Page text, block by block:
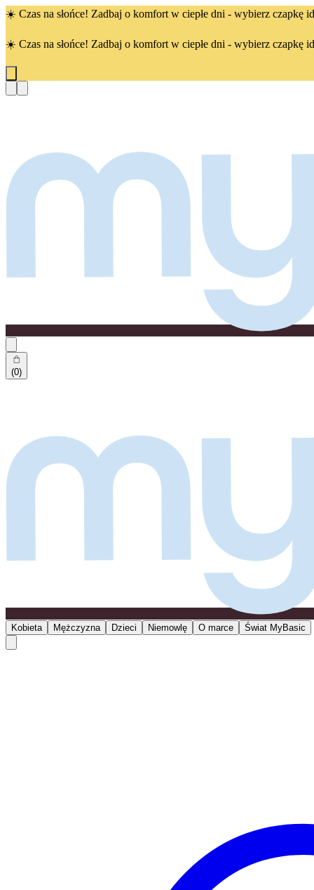
☀️ Czas na słońce! Zadbaj o komfort w ciepłe dni - wybierz czapkę
☀️ Czas na słońce! Zadbaj o komfort w ciepłe dni - wybierz czapkę
(0)
Kobieta Mężczyzna Dzieci Niemowlę O marce Świat MyBasic